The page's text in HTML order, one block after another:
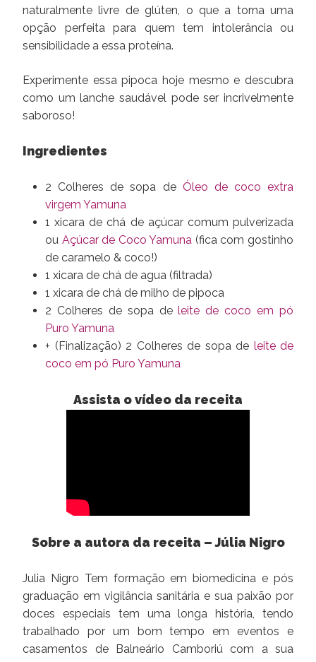
naturalmente livre de glúten, o que a torna uma
opção perfeita para quem tem intolerância ou
sensibilidade a essa proteína.
Experimente essa pipoca hoje mesmo e descubra
como um lanche saudável pode ser incrivelmente
saboroso!
Ingredientes
2 Colheres de sopa de Óleo de coco extra
virgem Yamuna
1 xicara de chá de açúcar comum pulverizada
ou Açúcar de Coco Yamuna (fica com gostinho
de caramelo & coco!)
1 xicara de chá de agua (filtrada)
1 xicara de chá de milho de pipoca
2 Colheres de sopa deleite de coco em pó
Puro Yamuna
+ (Finalização) 2 Colheres de sopa de leite de
coco em pó Puro Yamuna
Assista o vídeo da receita
Sobre a autora da receita – Júlia Nigro
Julia Nigro Tem formação em biomedicina e pós
graduação em vigilância sanitária e sua paixão por
doces especiais tem uma longa história, tendo
trabalhado por um bom tempo em eventos e
casamentos de Balneário Camboriú com a sua